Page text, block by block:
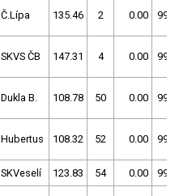
Č.Lípa 135.46 2 0.00 999
SKVS ČB 147.31 4 0.00 999
Dukla B. 108.78 50 0.00 999
Hubertus 108.32 52 0.00 999
SKVeselí 123.83 54 0.00 999